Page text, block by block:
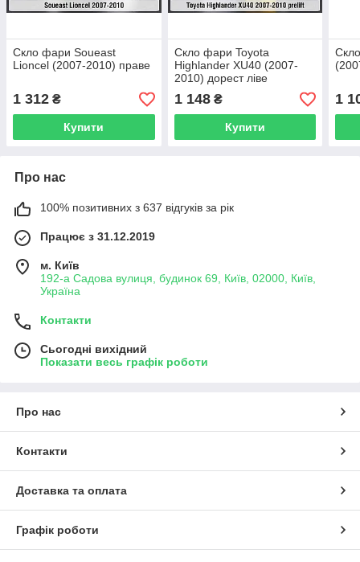
Скло фари Soueast
Lioncel (2007-2010) праве
1 312 ₴
Купити
Скло фари Toyota
Highlander XU40 (2007-
2010) дорест ліве
1 148₴
Купити
1
Про нас
100% позитивних з 637 відгуків за рік
Працює з 31.12.2019
м. Київ
192-а Садова вулиця, будинок 69, Київ, 02000, Київ,
Україна
Контакти
Сьогодні вихідний
Показати весь графік роботи
Про нас
Контакти
Доставка та оплата
Графік роботи